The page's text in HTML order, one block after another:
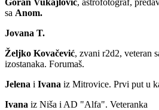
sa Anom.
Jovana T.
Željko Kovačević, zvani r2d2, veteran
izostanaka. Forumaš.
Jelena i Ivana iz Mitrovice. Prvi put u
Ivana iz Niša i AD "Alfa". Veteranka